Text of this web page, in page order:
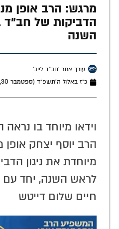
מרגש: הרב אופן
הדביקות של חב"ד
השנה
עורך אתר 'חב"ד לייב'
כ״ז באלול ה׳תשפ״ד (ספטמבר 30, 2024)
וידאו מיוחד בו
הרב יוסף יצחק אופן
מיוחדת את ניגון
לראש השנה, יחד
חיים שלום דייטש